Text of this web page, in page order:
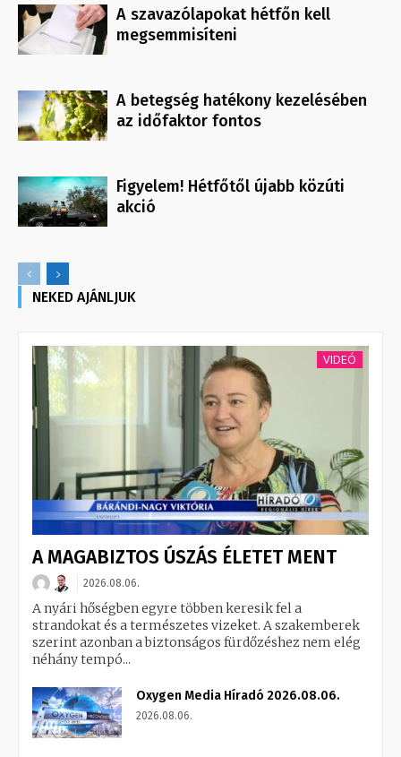
A szavazólapokat hétfőn kell
megsemmisíteni
A betegség hatékony kezelésében
az időfaktor fontos
Figyelem! Hétfőtől újabb közúti
akció
NEKED AJÁNLJUK
VIDEÓ
A MAGABIZTOS ÚSZÁS ÉLETET MENT
2026.08.06.
A nyári hőségben egyre többen keresik fel a
strandokat és a természetes vizeket. A szakemberek
szerint azonban a biztonságos fürdőzéshez nem elég
néhány tempó...
Oxygen Media Híradó 2026.08.06.
2026.08.06.